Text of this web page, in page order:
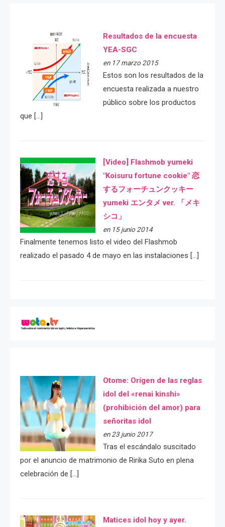
Resultados de la encuesta
YEA-SGC
en 17 marzo 2015
Estos son los resultados de la
encuesta realizada a nuestro
público sobre los productos
que […]
[Video] Flashmob yumeki
"Koisuru fortune cookie" 恋
するフォーチュンクッキー
yumeki エンタメ ver. 「メキ
シコ」
en 15 junio 2014
Finalmente tenemos listo el video del Flashmob
realizado el pasado 4 de mayo en las instalaciones […]
Otome: Orígen de las reglas
idol del «renai kinshi»
(prohibición del amor) para
señoritas idol
en 23 junio 2017
Tras el escándalo suscitado
por el anuncio de matrimonio de Ririka Suto en plena
celebración de […]
Matices idol hoy y ayer.